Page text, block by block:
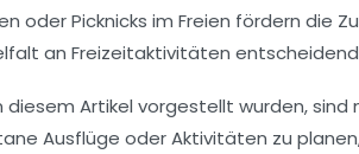
oderPicknicks im Freien fördern die
an Freizeitaktivitäten
diesem Artikel vorgestellt wurden,
Ausflüge oder Aktivitäten zu